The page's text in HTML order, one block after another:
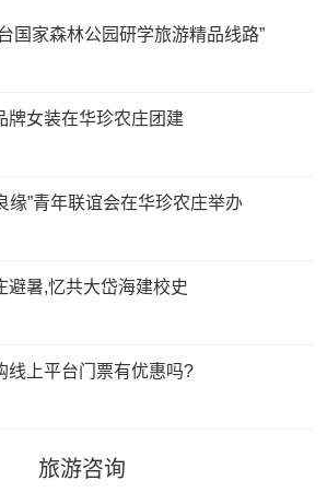
国家森林公园研学旅游精品线路”
牌女装在华珍农庄团建
缘”青年联谊会在华珍农庄举办
避暑,忆共大岱海建校史
线上平台门票有优惠吗?
旅游咨询